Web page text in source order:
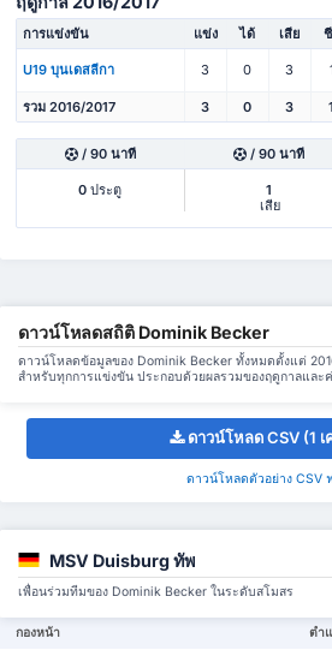
การแข่งขัน แข่ง ได้ เสีย
U19 บุนเดสลีกา 3 0 3
รวม 2016/2017 3 0 3 1
/ 90 นาที / 90 นาที
0 ประตู
1
เสีย
ดาวน์โหลดสถิติ Dominik Becker
ดาวน์โหลดข้อมูลของ Dominik Becker ทั้งหมดตั้งแต่
สำหรับทุกการแข่งขัน ประกอบด้วยผลรวมของฤดูกาลและ
ดาวน์โหลด CSV (1 เ
ดาวน์โหลดตัวอย่าง CSV
MSV Duisburg ทัพ
เพื่อนร่วมทีมของ Dominik Becker ในระดับสโมสร
กองหน้า ตำ